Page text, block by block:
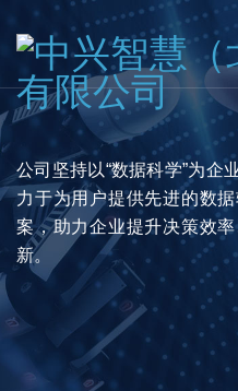
公司坚持以“数据科学”为企
力于为用户提供先进的数
案，助力企业提升决策效
新。